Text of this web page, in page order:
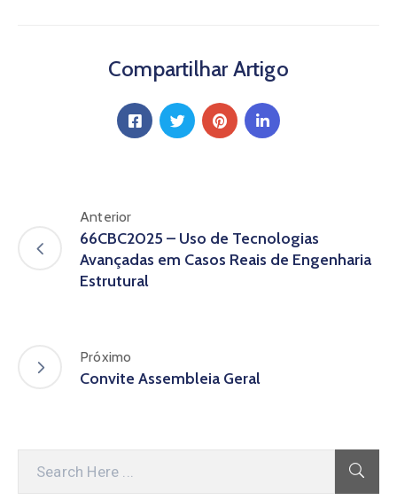
Compartilhar Artigo
Anterior
66CBC2025 – Uso de Tecnologias
Avançadas em Casos Reais de Engenharia
Estrutural
Próximo
Convite Assembleia Geral